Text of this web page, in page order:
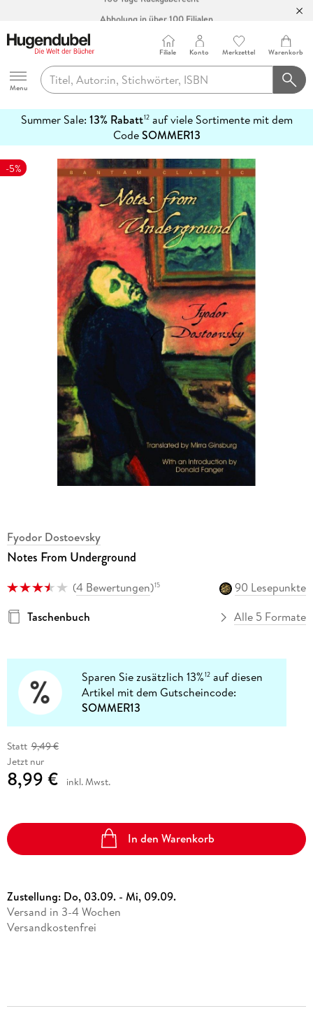
Hugendubel
Menu
Filiale Konto Merkzettel Warenkorb
Summer Sale: 13% Rabatt12auf viele Sortimente mit dem
CodeSOMMER13
erfahren
-5%
Fyodor Dostoevsky
Notes From Underground
(4 Bewertungen)15
90 Lesepunkte
Taschenbuch
Alle 5 Formate
Sparen Sie zusätzlich 13%12 auf diesen
Artikel mit dem Gutscheincode:
SOMMER13
Statt 9,49 €
Jetzt nur
8,99 € inkl. Mwst.
In den Warenkorb
Zustellung: Do, 03.09. - Mi, 09.09.
Versand in 3-4 Wochen
Versandkostenfrei